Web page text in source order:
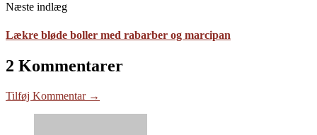
Næste indlæg
Lækre bløde boller med rabarber og marcipan
2 Kommentarer
Tilføj Kommentar →